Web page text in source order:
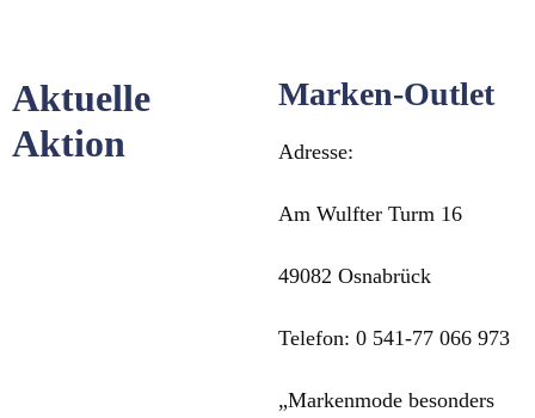
Aktuelle
Aktion
Marken-Outlet
Adresse:
Am Wulfter Turm 16
49082 Osnabrück
Telefon: 0 541-77 066 973
„Markenmode besonders